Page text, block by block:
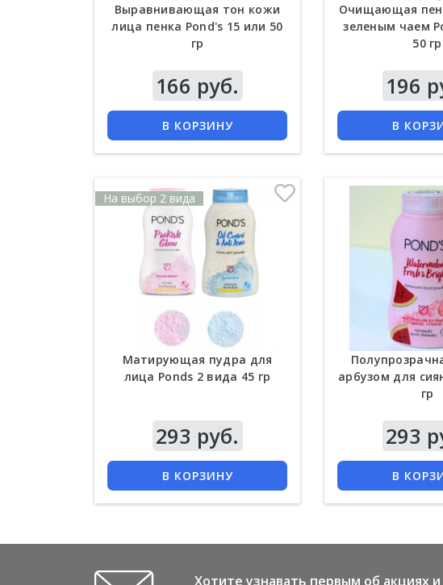
Выравнивающая тон кожи
лица пенка Pond's 15 или 50
гр
166 руб.
В КОРЗИНУ
Очищающая
зеленым чаем
50 гр
196
В
На выбор 2 вида
Матирующая пудра для
лица Ponds 2 вида 45 гр
293 руб.
В КОРЗИНУ
арбузом для
гр
293
В
Хотите узнавать первым об акциях и